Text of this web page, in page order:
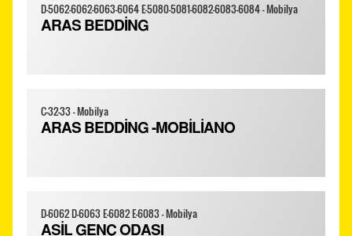
D-5062-6062-6063-6064 E-5080-5081-6082-6083-6084 - Mobilya
ARAS BEDDİNG
C-32-33 - Mobilya
ARAS BEDDİNG -MOBİLİANO
D-6062 D-6063 E-6082 E-6083 - Mobilya
ASİL GENÇ ODASI